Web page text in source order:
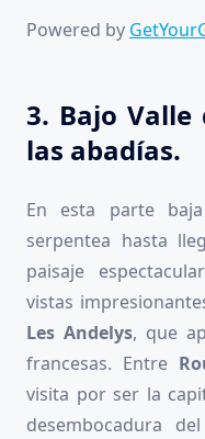
Powered by
3. Bajo
las abadías.
En esta parte
serpentea hasta
paisaje
vistas
Les Andelys, que
francesas. Entre
visita por ser la
desembocadura